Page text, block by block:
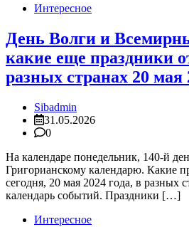
Интересное
День Волги и
какие еще праздники
разных странах 20 мая
Sibadmin
31.05.2026
0
На календаре понедельник, 140-й
Григорианскому календарю. Какие
сегодня, 20 мая 2024 года, в разных
календарь событий. Праздники […]
Интересное